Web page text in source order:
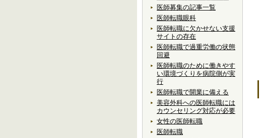
医師募集の記事一覧
医師転職眼科
医師転職に欠かせない支援
サイトの存在
医師転職で過重労働の状態
回避
医師転職のために働きやす
い環境づくりを病院側が実
行
医師転職で開業に備える
美容外科への医師転職には
カウンセリング対応が必要
女性の医師転職
医師転職